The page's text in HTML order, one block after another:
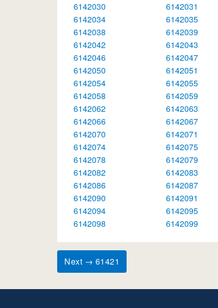
6142030
6142031
6142034
6142035
6142038
6142039
6142042
6142043
6142046
6142047
6142050
6142051
6142054
6142055
6142058
6142059
6142062
6142063
6142066
6142067
6142070
6142071
6142074
6142075
6142078
6142079
6142082
6142083
6142086
6142087
6142090
6142091
6142094
6142095
6142098
6142099
Next → 61421